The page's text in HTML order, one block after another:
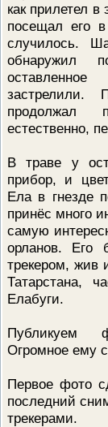
как прилетел
посещал его
случилось.
обнаружил
застрелили.
продолжал
естественно,
В траве у
прибор, и
Ела в гнезде
принёс много
самую
орланов. Его
трекером, жив
Татарстана,
Елабуги.
Публикуем
Огромное ему
Первое фото
последний
трекерами.